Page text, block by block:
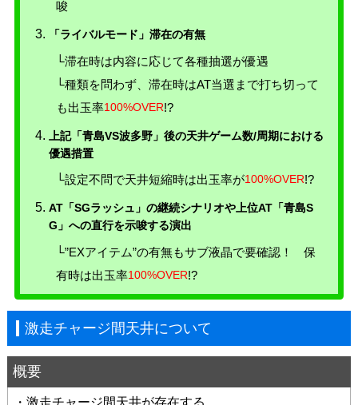
唆
「ライバルモード」滞在の有無
└滞在時は内容に応じて各種抽選が優遇
└種類を問わず、滞在時はAT当選まで打ち切って
も出玉率100%OVER!?
上記「青島VS波多野」後の天井ゲーム数/周期における
優遇措置
└設定不問で天井短縮時は出玉率が100%OVER!?
AT「SGラッシュ」の継続シナリオや上位AT「青島S
G」への直行を示唆する演出
└”EXアイテム”の有無もサブ液晶で要確認！ 保
有時は出玉率100%OVER!?
激走チャージ間天井について
概要